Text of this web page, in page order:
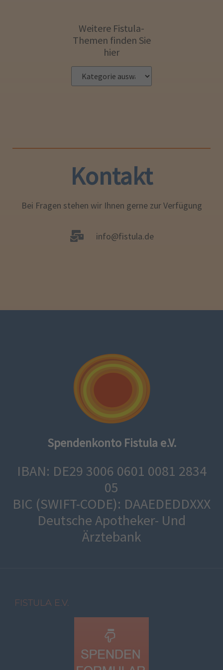
Weitere Fistula-
Themen finden Sie
hier
Kontakt
Bei Fragen stehen wir Ihnen gerne zur Verfügung
info@fistula.de
Spendenkonto Fistula e.V.
IBAN: DE29 3006 0601 0081 2834
05
BIC (SWIFT-CODE): DAAEDEDDXXX
Deutsche Apotheker- Und
Ärztebank
FISTULA E.V.